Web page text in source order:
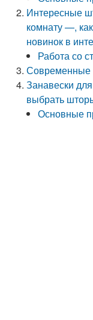
Интересные
комнату —,
новинок в
Работа со
Современные
Занавески
выбрать
Основные